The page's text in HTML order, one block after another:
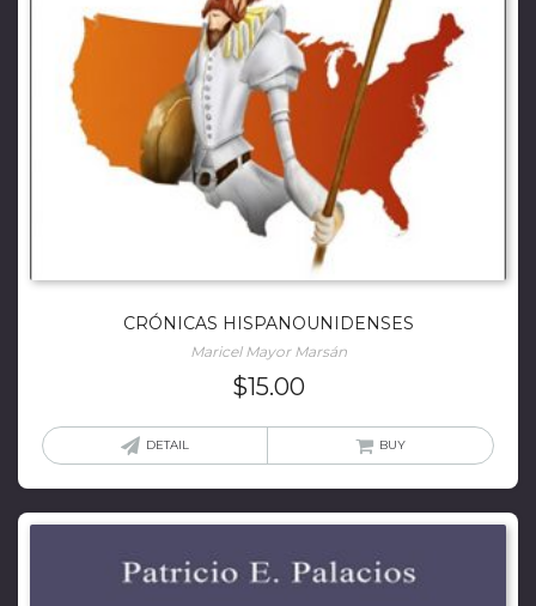
CRÓNICAS HISPANOUNIDENSES
Maricel Mayor Marsán
$15.00
DETAIL BUY